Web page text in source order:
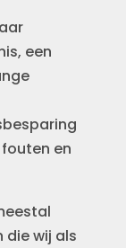
een
en
wij als